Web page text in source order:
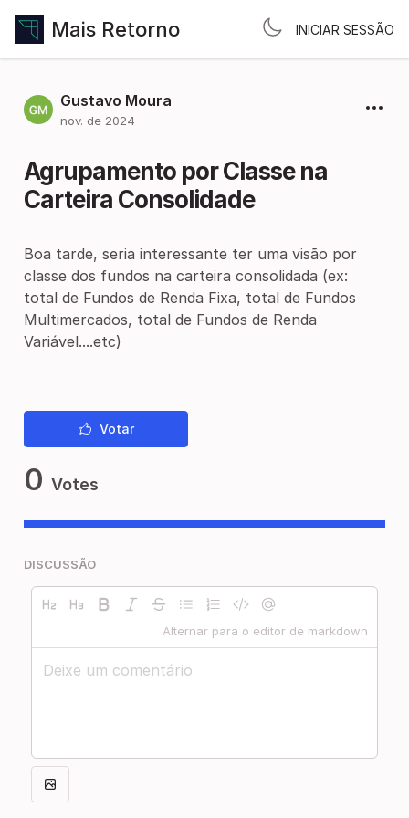
Mais Retorno INICIAR SESSÃO
Gustavo Moura
nov. de 2024
Agrupamento por Classe na
Carteira Consolidade
Boa tarde, seria interessante ter uma visão por
classe dos fundos na carteira consolidada (ex:
total de Fundos de Renda Fixa, total de Fundos
Multimercados, total de Fundos de Renda
Variável....etc)
Votar
0 Votes
DISCUSSÃO
Alternar para o editor de markdown